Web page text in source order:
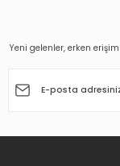
Görüş ve
Ürün
Ürün fiyatı diğer
Yeni gelenler, erken